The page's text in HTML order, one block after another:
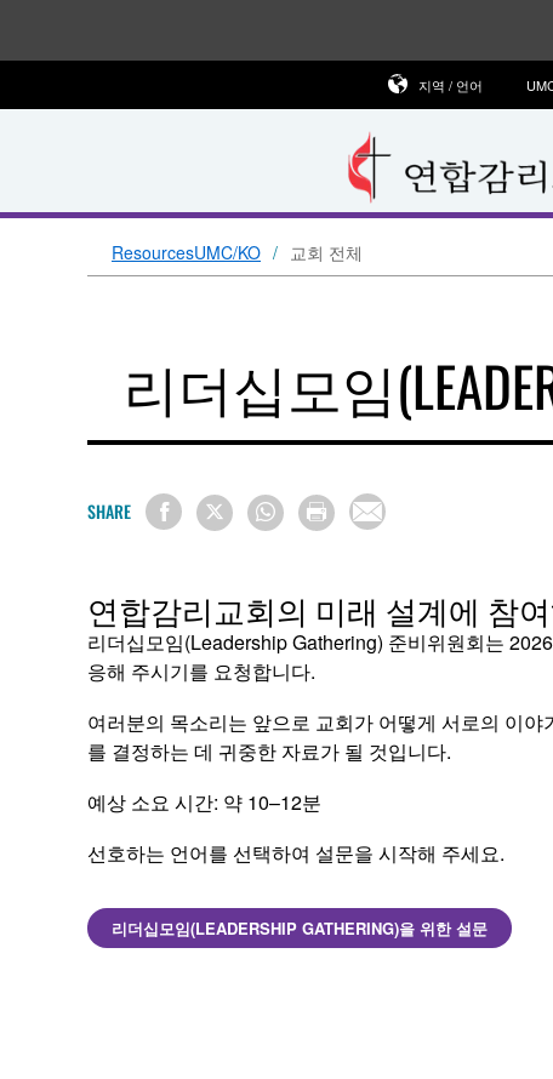
지역 / 언어
ResourcesUMC/KO 교회 전체
리더십모임
SHARE
연합감리교회의 미래 설계에 참
리더십모임(Leadership Gathering) 준비위원회는
응해 주시기를 요청합니다.
여러분의 목소리는 앞으로 교회가 어떻게 서로의 이
를 결정하는 데 귀중한 자료가 될 것입니다.
예상 소요 시간: 약 10–12분
선호하는 언어를 선택하여 설문을 시작해 주세요.
리더십모임(LEADERSHIP GATHERING)을 위한 설문